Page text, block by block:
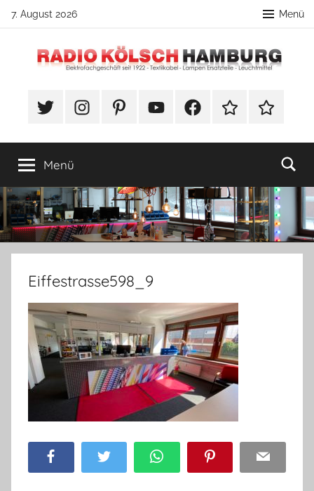
Zum
springen
7. August 2026 Menü
Radio
Hamburg
Lampenbau
#TwitterInstagramPinterestYouTubeFacebookTikTok Webshop
Menü
Eiffestrasse598_9
Facebook Twitter WhatsApp Pinterest Email